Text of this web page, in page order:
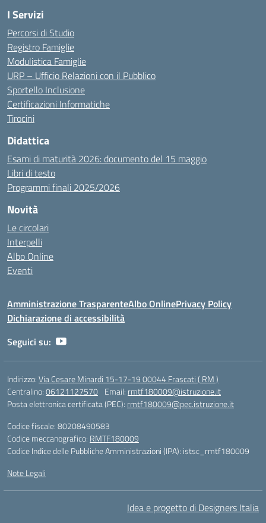
I Servizi
Percorsi di Studio
Registro Famiglie
Modulistica Famiglie
URP – Ufficio Relazioni con il Pubblico
Sportello Inclusione
Certificazioni Informatiche
Tirocini
Didattica
Esami di maturità 2026: documento del 15 maggio
Libri di testo
Programmi finali 2025/2026
Novità
Le circolari
Interpelli
Albo Online
Eventi
Amministrazione TrasparenteAlbo OnlinePrivacy Policy
Dichiarazione di accessibilità
Seguici su:
Indirizzo:Via Cesare Minardi 15-17-19 00044 Frascati ( RM )
Centralino:06121127570 Email: rmtf180009@istruzione.it
Posta elettronica certificata (PEC): rmtf180009@pec.istruzione.it
Codice fiscale: 80208490583
Codice meccanografico: RMTF180009
Codice Indice delle Pubbliche Amministrazioni (IPA): istsc_rmtf180009
Note Legali
Idea e progetto di Designers Italia